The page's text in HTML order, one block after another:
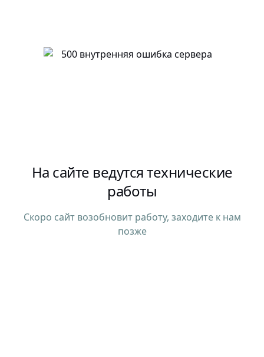
На сайте ведутся технические
работы
Скоро сайт возобновит работу, заходите к нам
позже